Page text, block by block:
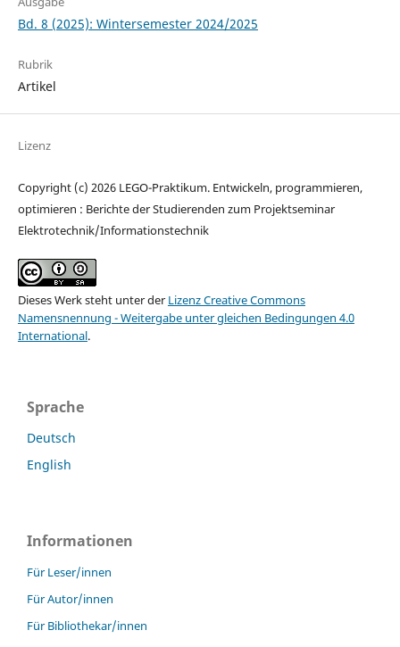
Bd. 8 (2025): Wintersemester 2024/2025
Rubrik
Artikel
Lizenz
Copyright (c) 2026 LEGO-Praktikum. Entwickeln, programmieren,
optimieren : Berichte der Studierenden zum Projektseminar
Elektrotechnik/Informationstechnik
Dieses Werk steht unter der Lizenz Creative Commons
Namensnennung - Weitergabe unter gleichen Bedingungen 4.0
International.
Sprache
Deutsch
English
Informationen
Für Leser/innen
Für Autor/innen
Für Bibliothekar/innen